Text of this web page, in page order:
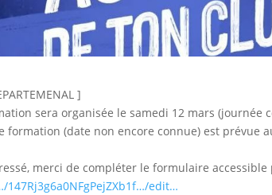
]
sera organisée le samedi 12 mars (journée
formation (date non encore connue) est prévue
merci de compléter le formulaire
edit…